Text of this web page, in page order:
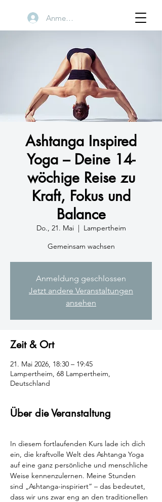
Anmelden
Ashtanga Inspired
Yoga – Deine 14-
wöchige Reise zu
Kraft, Fokus und
Balance
Do., 21. Mai
  |
Lampertheim
Gemeinsam wachsen
Anmeldung geschlossen
Jetzt andere Veranstaltungen
ansehen
Zeit & Ort
21. Mai 2026, 18:30 – 19:45
Lampertheim, 68 Lampertheim,
Deutschland
Über die Veranstaltung
In diesem fortlaufenden Kurs lade ich dich
ein, die kraftvolle Welt des Ashtanga Yoga
auf eine ganz persönliche und menschliche
Weise kennenzulernen. Meine Stunden
sind „Ashtanga-inspiriert“ – das bedeutet,
dass wir uns zwar eng an den traditionellen